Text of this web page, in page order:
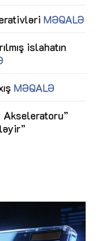
MƏQALƏ
islahatın
MƏQALƏ
Akseleratoru”